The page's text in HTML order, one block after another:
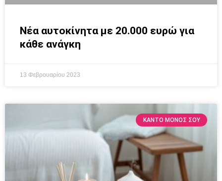
Νέα αυτοκίνητα με 20.000 ευρώ για
κάθε ανάγκη
13 Φεβρουαρίου 2023
ΚΆΝΤΟ ΜΌΝΟΣ ΣΟΥ